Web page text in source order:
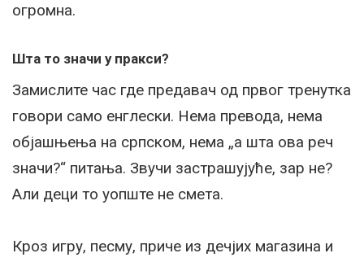
огромна.
Шта то значи у пракси?
Замислите час где предавач од првог тренутка
говори само енглески. Нема превода, нема
објашњења на српском, нема „а шта ова реч
значи?“ питања. Звучи застрашујуће, зар не?
Али деци то уопште не смета.
Кроз игру, песму, приче из дечјих магазина и